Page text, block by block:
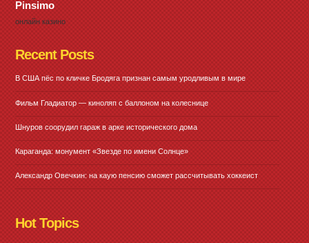
Pinsimo
онлайн казино
Recent Posts
В США пёс по кличке Бродяга признан самым уродливым в мире
Фильм Гладиатор — киноляп с баллоном на колеснице
Шнуров соорудил гараж в арке исторического дома
Караганда: монумент «Звезде по имени Солнце»
Александр Овечкин: на каую пенсию сможет рассчитывать хоккеист
Hot Topics